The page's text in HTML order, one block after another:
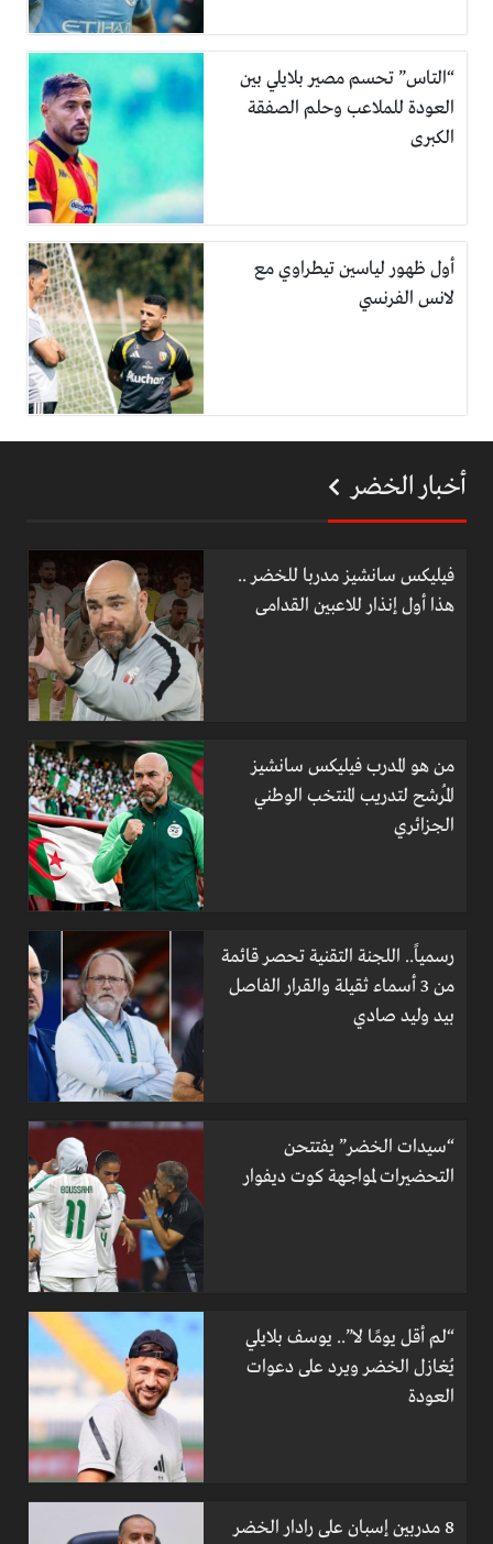
“التاس” تحسم مصير بلايلي بين
العودة للملاعب وحلم الصفقة
الكبرى
أول ظهور لياسين تيطراوي مع
لانس الفرنسي
أخبار الخضر
فيليكس سانشيز مدربا للخضر ..
هذا أول إنذار للاعبين القدامى
من هو المدرب فيليكس سانشيز
المُرشح لتدريب المنتخب الوطني
الجزائري
رسمياً.. اللجنة التقنية تحصر قائمة
من 3 أسماء ثقيلة والقرار الفاصل
بيد وليد صادي
“سيدات الخضر” يفتتحن
التحضيرات لمواجهة كوت ديفوار
“لم أقل يومًا لا”.. يوسف بلايلي
يُغازل الخضر ويرد على دعوات
العودة
8 مدربين إسبان على رادار الخضر